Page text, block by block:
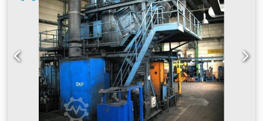
Longitud de la mesa [mm]: 580 - Anchura de la mesa
[mm]: 780 - Anchura del pistón [mm]: 400 - Voladizo [mm]:
315 - Altura máxima de apertura [mm]: 560 - Ajuste de
altura [mm]: 70 - Velocidad del pistón [mm/s]: 360 -
Dimensiones de transporte: 1250 mm x 2100 mm x 3300
mm (largo x ancho x alto) - Peso de transporte [kg]: 7000 kg
- Paquetes de transporte [unidades]: 1 Chedpfszrxr Tsx
Aciea Información financiera IVA: El precio indicado no
incluye el IVA. IVA/régimen de recargo: El IVA es deducible